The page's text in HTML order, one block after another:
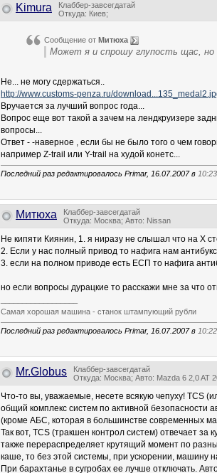
Kimura
Клаббер-завсегдатай
Откуда: Киев;
Сообщение от Митюха
Может я и спрошу глупость щас,
Не... не могу сдержаться..
http://www.customs-penza.ru/
Вручается за лучший вопрос года...
Вопрос еще вот такой а зачем на лендкруизере
вопросы...
Ответ - -наверное , если бы не было того о чем
например Z-trail или Y-trail на худой конетс...
Последний раз редактировалось Primar, 16.07.2007 в 10:23
Митюха
Клаббер-завсегдатай
Откуда: Москва; Авто: Nissan
Не кипяти Киянин, 1. я ниразу не слышал что на Х
2. Если у нас полный привод то нафига нам антибукс
3. если на полном приводе есть ЕСП то нафига
но если вопросы дурацкие то расскажи мне за что
Самая хорошая машина - станок штампующий рубли
Последний раз редактировалось Primar, 16.07.2007 в 10:22
Mr.Globus
Клаббер-завсегдатай
Откуда: Москва; Авто: Mazda 6 2,0 AT
Что-то вы, уважаемые, несете всякую чепуху! TCS
общий комплекс систем по активной безопасности
(кроме АБС, которая в большинстве современных
Так вот, TCS (тракшен контрол систем) отвечает
также перераспределяет крутящий момент по
каше, то без этой системы, при ускорении, машину
При барахтанье в сугробах ее лучше отключать.